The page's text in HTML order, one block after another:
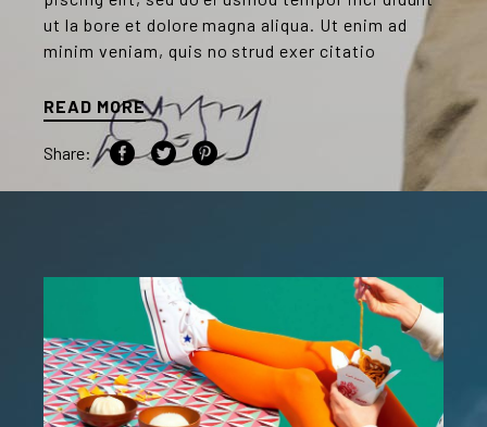
ut la bore et dolore magna aliqua. Ut enim ad
minim veniam, quis no strud exer citatio
READ MORE
Share: